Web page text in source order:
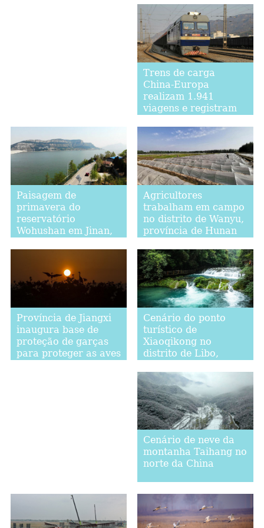
Trens de carga
China-Europa
realizam 1.941
viagens e registram
primeiro trimestre
Paisagem de
primavera do
reservatório
Wohushan em Jinan,
Agricultores
trabalham em campo
no distrito de Wanyu,
província de Hunan
Província de Jiangxi
inaugura base de
proteção de garças
para proteger as aves
Cenário do ponto
turístico de
Xiaoqikong no
distrito de Libo,
Cenário de neve da
montanha Taihang no
norte da China